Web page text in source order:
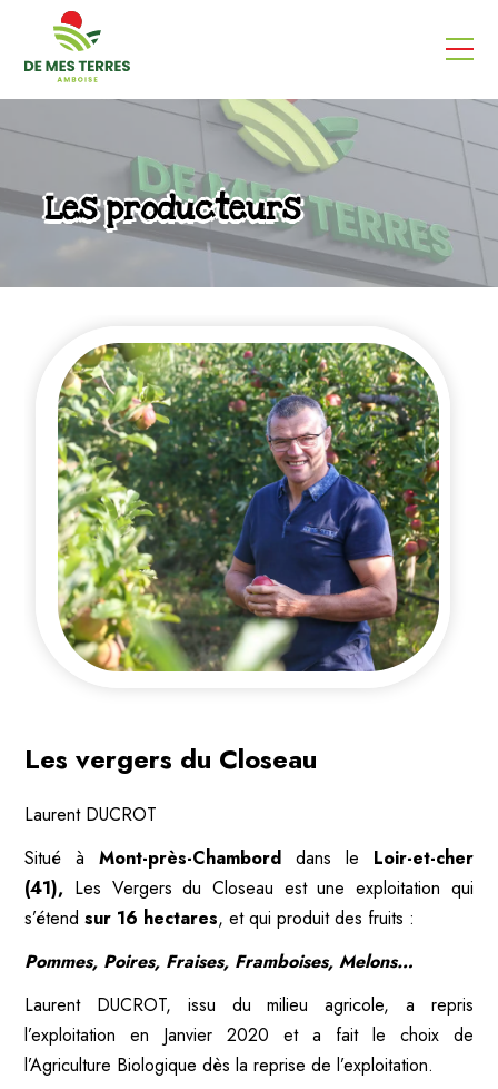
Les producteurs
Les vergers du Closeau
Laurent DUCROT
Situé àMont-près-Chambord dans le Loir-et-cher
(41), Les Vergers du Closeau est une exploitation qui
s’étendsur 16 hectares, et qui produit des fruits :
Pommes, Poires, Fraises, Framboises, Melons…
Laurent DUCROT, issu du milieu agricole, a repris
l’exploitation en Janvier 2020 et a fait le choix de
l’Agriculture Biologique dès la reprise de l’exploitation.